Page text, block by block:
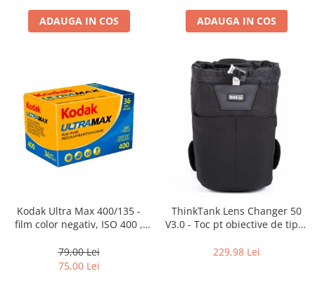
ADAUGA IN COS ADAUGA IN COS
Kodak Ultra Max 400/135 -
film color negativ, ISO 400 ,
79,00 Lei
75,00 Lei
ThinkTank Lens Changer 50
V3.0 - Toc pt obiective de tipul
229,98 Lei